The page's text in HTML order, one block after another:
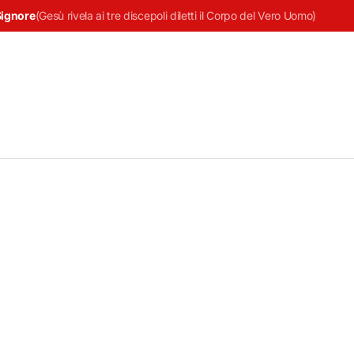
(Gesù rivela ai tre discepoli diletti il Corpo del Vero Uomo)